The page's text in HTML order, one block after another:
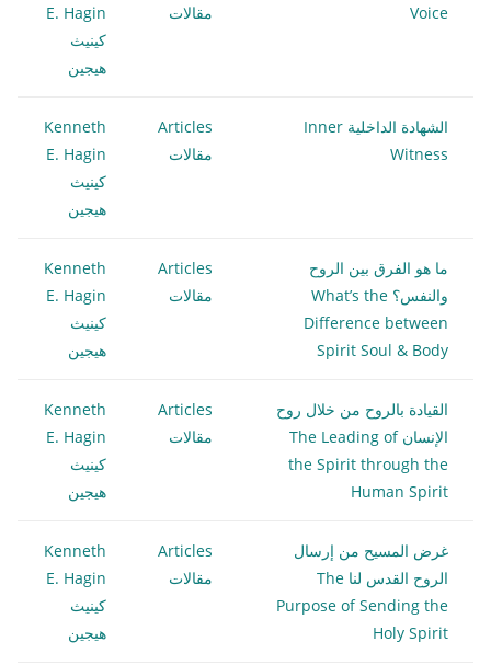
Voice
مقالات
E. Hagin
كينيث
هيجين
الشهادة الداخلية Inner
Witness
Articles
مقالات
Kenneth
E. Hagin
كينيث
هيجين
ما هو الفرق بين الروح
والنفس؟ What’s the
Difference between
Spirit Soul & Body
Articles
مقالات
Kenneth
E. Hagin
كينيث
هيجين
القيادة بالروح من خلال روح
الإنسان The Leading of
the Spirit through the
Human Spirit
Articles
مقالات
Kenneth
E. Hagin
كينيث
هيجين
غرض المسيح من إرسال
الروح القدس لنا The
Purpose of Sending the
Holy Spirit
Articles
مقالات
Kenneth
E. Hagin
كينيث
هيجين